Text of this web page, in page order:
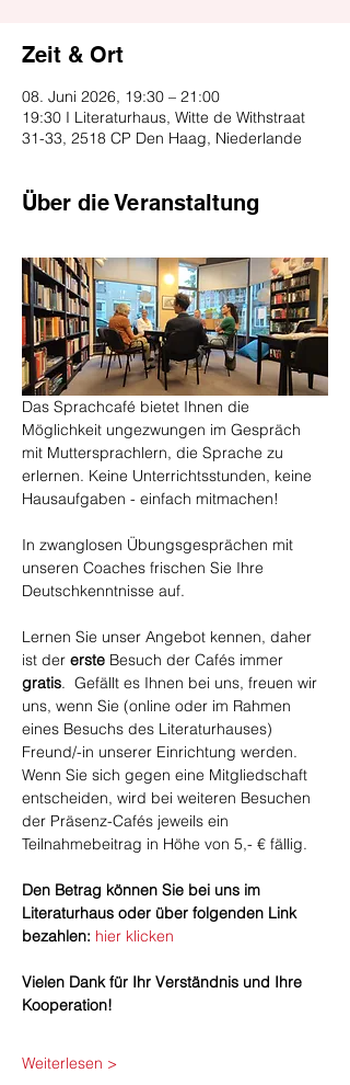
Zeit & Ort
08. Juni 2026, 19:30 – 21:00
19:30 I Literaturhaus, Witte de Withstraat
31-33, 2518 CP Den Haag, Niederlande
Über die Veranstaltung
Das Sprachcafé bietet Ihnen die
Möglichkeit ungezwungen im Gespräch
mit Muttersprachlern, die Sprache zu
erlernen. Keine Unterrichtsstunden, keine
Hausaufgaben - einfach mitmachen!
In zwanglosen Übungsgesprächen mit
unseren Coaches frischen Sie Ihre
Deutschkenntnisse auf.
Lernen Sie unser Angebot kennen, daher
ist der erste Besuch der Cafés immer
gratis.  Gefällt es Ihnen bei uns, freuen wir
uns, wenn Sie (online oder im Rahmen
eines Besuchs des Literaturhauses)
Freund/-in unserer Einrichtung werden.
Wenn Sie sich gegen eine Mitgliedschaft
entscheiden, wird bei weiteren Besuchen
der Präsenz-Cafés jeweils ein
Teilnahmebeitrag in Höhe von 5,- € fällig.
​Den Betrag können Sie bei uns im
Literaturhaus oder über folgenden Link
bezahlen: hier klicken
Vielen Dank für Ihr Verständnis und Ihre
Kooperation!
Weiterlesen >